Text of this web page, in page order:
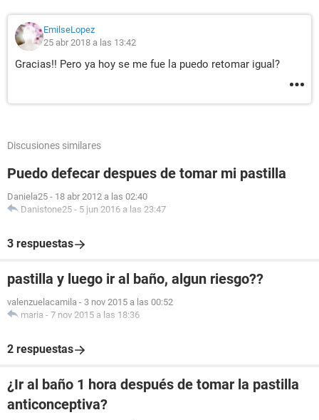
EmilseLopez
25 abr 2018 a las 13:42
Gracias!! Pero ya hoy se me fue la puedo retomar igual?
Discusiones similares
Puedo defecar despues de tomar mi pastilla
Daniela25 - 18 abr 2012 a las 02:40
Danistone25 - 5 jun 2016 a las 23:47
3 respuestas
pastilla y luego ir al baño, algun riesgo??
valenzuelacamila - 3 nov 2015 a las 00:52
maria - 7 nov 2015 a las 18:36
2 respuestas
¿Ir al baño 1 hora después de tomar la pastilla
anticonceptiva?